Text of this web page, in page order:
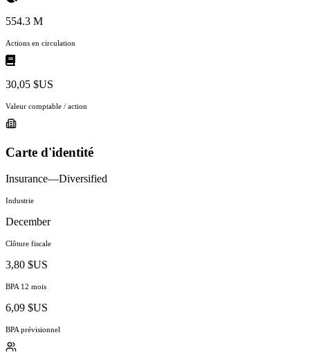
554.3 M
Actions en circulation
30,05 $US
Valeur comptable / action
Carte d'identité
Insurance—Diversified
Industrie
December
Clôture fiscale
3,80 $US
BPA 12 mois
6,09 $US
BPA prévisionnel